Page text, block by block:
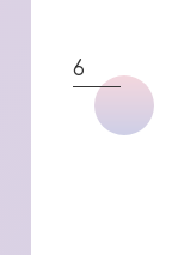
6